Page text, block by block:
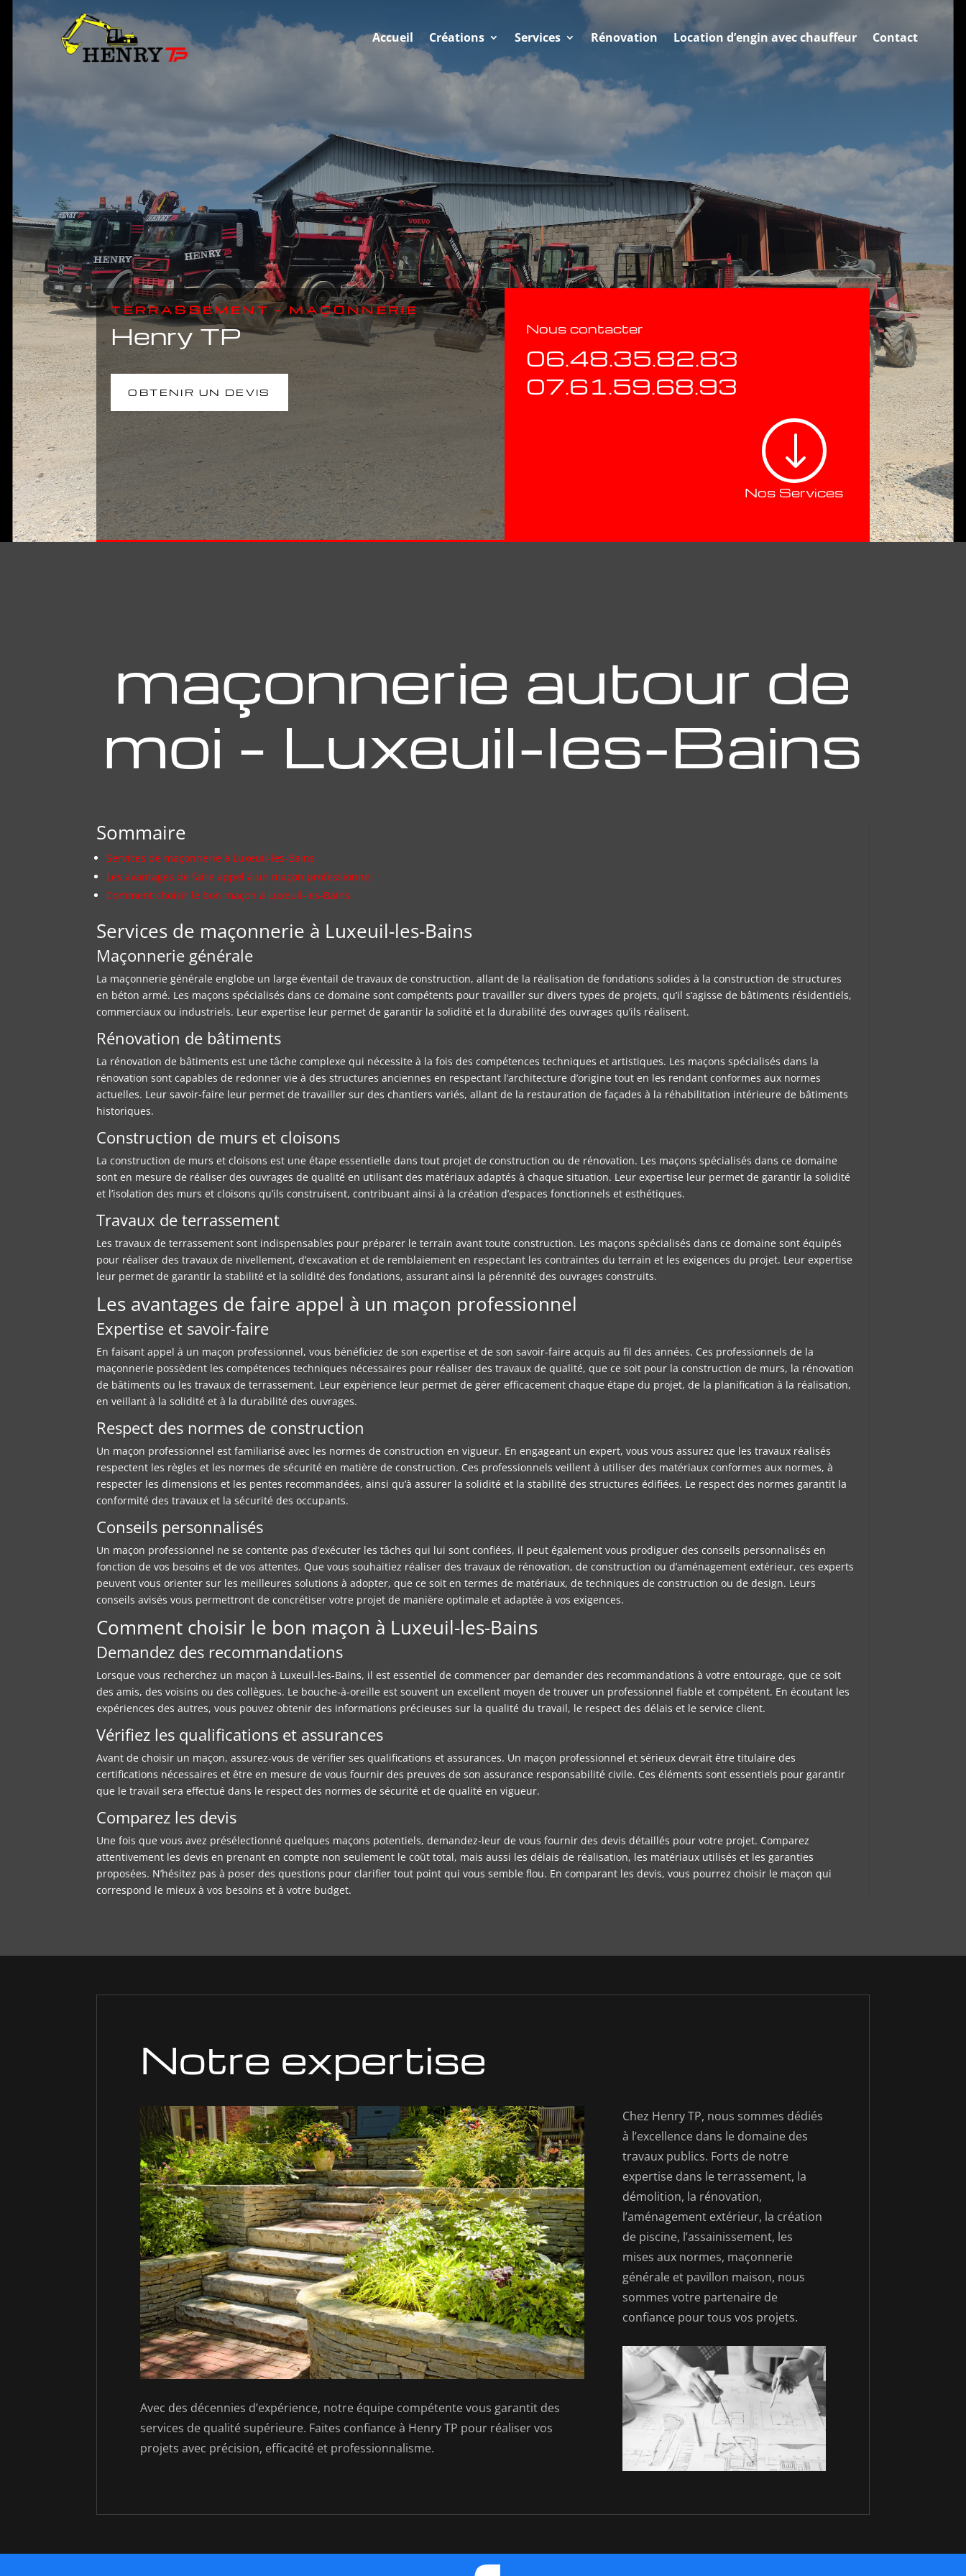
Accueil Créations Services Rénovation Location d’engin avec chauffeur Contact
TERRASSEMENT – MAÇONNERIE
Henry TP
OBTENIR UN DEVIS
Nous contacter
06.48.35.82.83
07.61.59.68.93
"
Nos Services
maçonnerie autour de
moi – Luxeuil-les-Bains
Sommaire
Services de maçonnerie à Luxeuil-les-Bains
Les avantages de faire appel à un maçon professionnel
Comment choisir le bon maçon à Luxeuil-les-Bains
Services de maçonnerie à Luxeuil-les-Bains
Maçonnerie générale
La maçonnerie générale englobe un large éventail de travaux de construction, allant de la réalisation de fondations solides à la construction de structures
en béton armé. Les maçons spécialisés dans ce domaine sont compétents pour travailler sur divers types de projets, qu’il s’agisse de bâtiments résidentiels,
commerciaux ou industriels. Leur expertise leur permet de garantir la solidité et la durabilité des ouvrages qu’ils réalisent.
Rénovation de bâtiments
La rénovation de bâtiments est une tâche complexe qui nécessite à la fois des compétences techniques et artistiques. Les maçons spécialisés dans la
rénovation sont capables de redonner vie à des structures anciennes en respectant l’architecture d’origine tout en les rendant conformes aux normes
actuelles. Leur savoir-faire leur permet de travailler sur des chantiers variés, allant de la restauration de façades à la réhabilitation intérieure de bâtiments
historiques.
Construction de murs et cloisons
La construction de murs et cloisons est une étape essentielle dans tout projet de construction ou de rénovation. Les maçons spécialisés dans ce domaine
sont en mesure de réaliser des ouvrages de qualité en utilisant des matériaux adaptés à chaque situation. Leur expertise leur permet de garantir la solidité
et l’isolation des murs et cloisons qu’ils construisent, contribuant ainsi à la création d’espaces fonctionnels et esthétiques.
Travaux de terrassement
Les travaux de terrassement sont indispensables pour préparer le terrain avant toute construction. Les maçons spécialisés dans ce domaine sont équipés
pour réaliser des travaux de nivellement, d’excavation et de remblaiement en respectant les contraintes du terrain et les exigences du projet. Leur expertise
leur permet de garantir la stabilité et la solidité des fondations, assurant ainsi la pérennité des ouvrages construits.
Les avantages de faire appel à un maçon professionnel
Expertise et savoir-faire
En faisant appel à un maçon professionnel, vous bénéficiez de son expertise et de son savoir-faire acquis au fil des années. Ces professionnels de la
maçonnerie possèdent les compétences techniques nécessaires pour réaliser des travaux de qualité, que ce soit pour la construction de murs, la rénovation
de bâtiments ou les travaux de terrassement. Leur expérience leur permet de gérer efficacement chaque étape du projet, de la planification à la réalisation,
en veillant à la solidité et à la durabilité des ouvrages.
Respect des normes de construction
Un maçon professionnel est familiarisé avec les normes de construction en vigueur. En engageant un expert, vous vous assurez que les travaux réalisés
respectent les règles et les normes de sécurité en matière de construction. Ces professionnels veillent à utiliser des matériaux conformes aux normes, à
respecter les dimensions et les pentes recommandées, ainsi qu’à assurer la solidité et la stabilité des structures édifiées. Le respect des normes garantit la
conformité des travaux et la sécurité des occupants.
Conseils personnalisés
Un maçon professionnel ne se contente pas d’exécuter les tâches qui lui sont confiées, il peut également vous prodiguer des conseils personnalisés en
fonction de vos besoins et de vos attentes. Que vous souhaitiez réaliser des travaux de rénovation, de construction ou d’aménagement extérieur, ces experts
peuvent vous orienter sur les meilleures solutions à adopter, que ce soit en termes de matériaux, de techniques de construction ou de design. Leurs
conseils avisés vous permettront de concrétiser votre projet de manière optimale et adaptée à vos exigences.
Comment choisir le bon maçon à Luxeuil-les-Bains
Demandez des recommandations
Lorsque vous recherchez un maçon à Luxeuil-les-Bains, il est essentiel de commencer par demander des recommandations à votre entourage, que ce soit
des amis, des voisins ou des collègues. Le bouche-à-oreille est souvent un excellent moyen de trouver un professionnel fiable et compétent. En écoutant les
expériences des autres, vous pouvez obtenir des informations précieuses sur la qualité du travail, le respect des délais et le service client.
Vérifiez les qualifications et assurances
Avant de choisir un maçon, assurez-vous de vérifier ses qualifications et assurances. Un maçon professionnel et sérieux devrait être titulaire des
certifications nécessaires et être en mesure de vous fournir des preuves de son assurance responsabilité civile. Ces éléments sont essentiels pour garantir
que le travail sera effectué dans le respect des normes de sécurité et de qualité en vigueur.
Comparez les devis
Une fois que vous avez présélectionné quelques maçons potentiels, demandez-leur de vous fournir des devis détaillés pour votre projet. Comparez
attentivement les devis en prenant en compte non seulement le coût total, mais aussi les délais de réalisation, les matériaux utilisés et les garanties
proposées. N’hésitez pas à poser des questions pour clarifier tout point qui vous semble flou. En comparant les devis, vous pourrez choisir le maçon qui
correspond le mieux à vos besoins et à votre budget.
Notre expertise
Avec des décennies d’expérience, notre équipe compétente vous garantit des
services de qualité supérieure. Faites confiance à Henry TP pour réaliser vos
projets avec précision, efficacité et professionnalisme.
Chez Henry TP, nous sommes dédiés
à l’excellence dans le domaine des
travaux publics. Forts de notre
expertise dans le terrassement, la
démolition, la rénovation,
l’aménagement extérieur, la création
de piscine, l’assainissement, les
mises aux normes, maçonnerie
générale et pavillon maison, nous
sommes votre partenaire de
confiance pour tous vos projets.